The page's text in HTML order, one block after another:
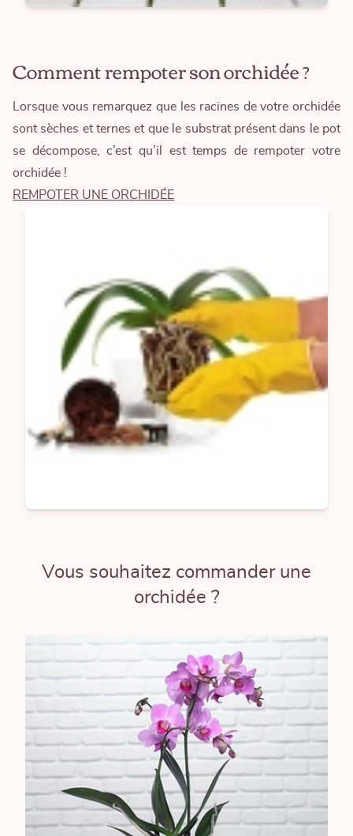
Comment rempoter son orchidée ?
Lorsque vous remarquez que les racines de votre orchidée
sont sèches et ternes et que le substrat présent dans le pot
se décompose, c’est qu’il est temps de rempoter votre
orchidée !
REMPOTER UNE ORCHIDÉE
Vous souhaitez commander une
orchidée ?